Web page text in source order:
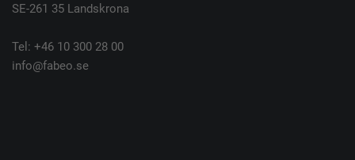
SE-261 35 Landskrona
Tel: +46 10 300 28 00
info@fabeo.se